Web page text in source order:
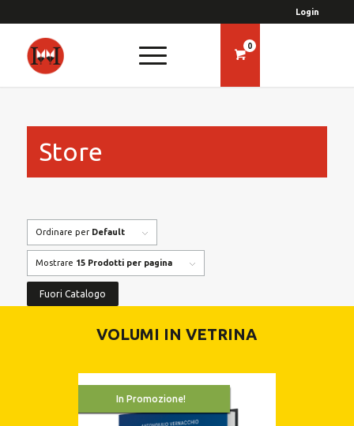
Login
0
Store
Ordinare per Default
Mostrare 15 Prodotti per pagina
Fuori Catalogo
VOLUMI IN VETRINA
In Promozione!